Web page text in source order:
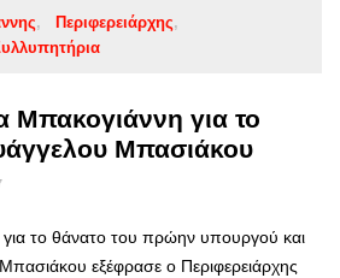
Περιφερειάρχης
Μπακογιάννη για το
Μπασιάκου
το θάνατο του πρώην υπουργού και
εξέφρασε ο Περιφερειάρχης